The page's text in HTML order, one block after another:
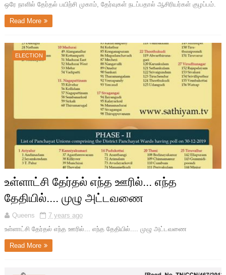
ஒரே நாளில் தேர்தல் பயிற்சி முகாம், தேர்வுகள் நடப்பதால் ஆசிரியர்கள் குழப்பம்.
Read More
ELECTION
உள்ளாட்சி தேர்தல் எந்த ஊரில்... எந்த
தேதியில்.... முழு அட்டவணை
Queens
7 years ago
உள்ளாட்சி தேர்தல் எந்த ஊரில்... எந்த தேதியில்.... முழு அட்டவணை
Read More